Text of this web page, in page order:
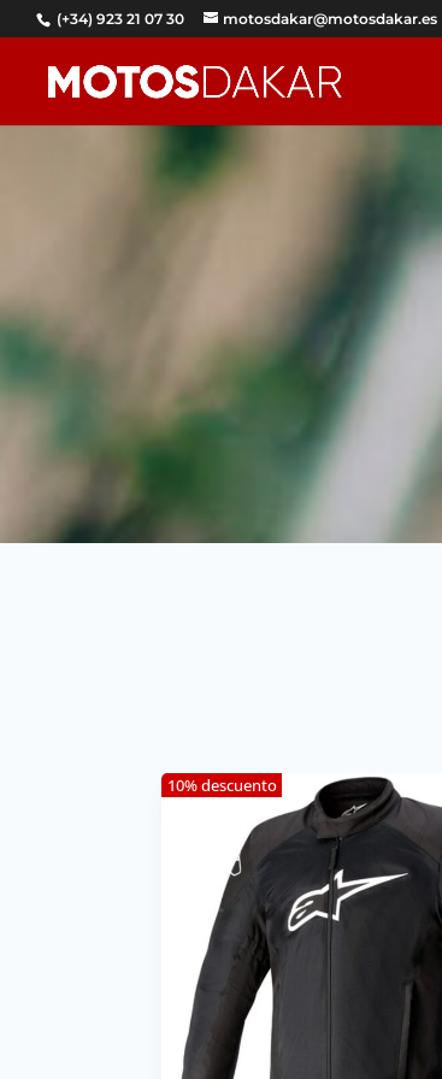
(+34) 923 21 07 30 motosdakar@motosdakar.es
10% descuento